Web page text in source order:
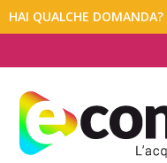
HAI QUALCHE DOMANDA?